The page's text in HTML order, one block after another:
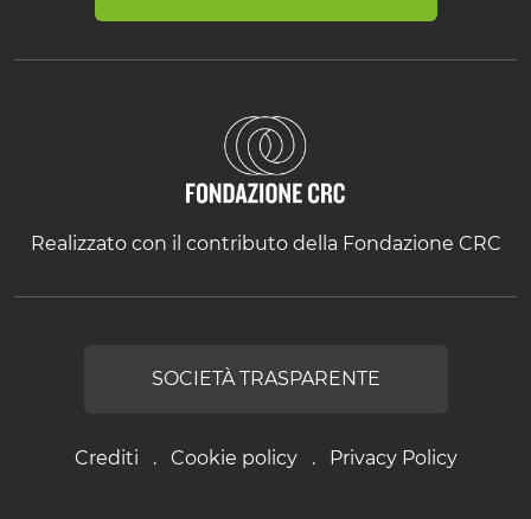
Realizzato con il contributo della Fondazione CRC
Crediti Cookie policy Privacy Policy
SOCIETÀ TRASPARENTE